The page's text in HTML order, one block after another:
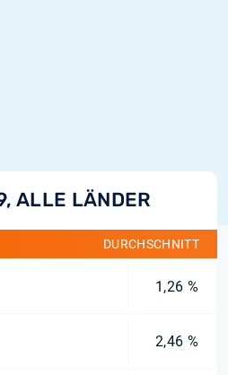
ALLE LÄNDER
DURCHSCHNITT
1,26 %
2,46 %